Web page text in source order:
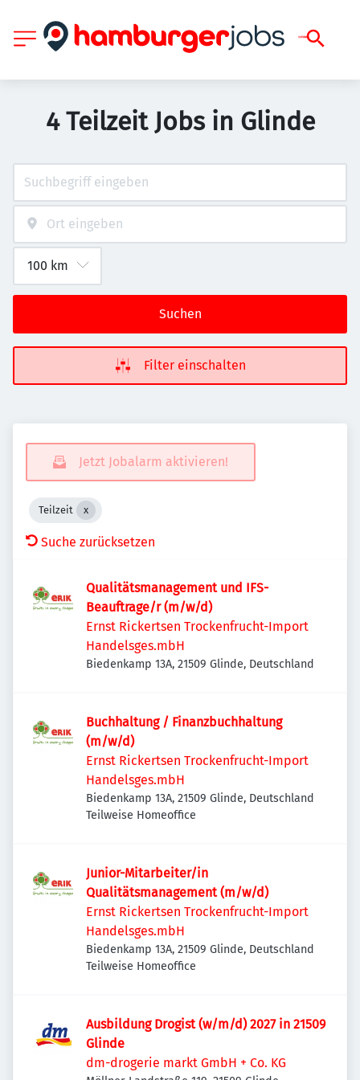
4 Teilzeit Jobs in Glinde
Suchen
Filter einschalten
Jetzt Jobalarm aktivieren!
Teilzeit
Suche zurücksetzen
Qualitätsmanagement und IFS-
Beauftrage/r (m/w/d)
Ernst Rickertsen Trockenfrucht-Import
Handelsges.mbH
Biedenkamp 13A, 21509 Glinde, Deutschland
Buchhaltung / Finanzbuchhaltung
(m/w/d)
Ernst Rickertsen Trockenfrucht-Import
Handelsges.mbH
Biedenkamp 13A, 21509 Glinde, Deutschland
Teilweise Homeoffice
Junior-Mitarbeiter/in
Qualitätsmanagement (m/w/d)
Ernst Rickertsen Trockenfrucht-Import
Handelsges.mbH
Biedenkamp 13A, 21509 Glinde, Deutschland
Teilweise Homeoffice
Ausbildung Drogist (w/m/d) 2027 in 21509
Glinde
dm-drogerie markt GmbH + Co. KG